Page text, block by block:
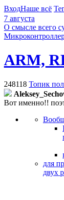
ВходНаше всё
7 августа
О смысле всего
ARM,
248118 Топик
Вот именно!!
для
двух